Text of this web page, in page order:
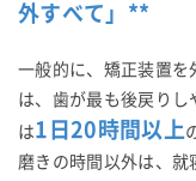
外すべて」**
一般的に、矯正装置を
は、歯が最も後戻りし
は 1日20時間以上
磨きの時間以外は、就